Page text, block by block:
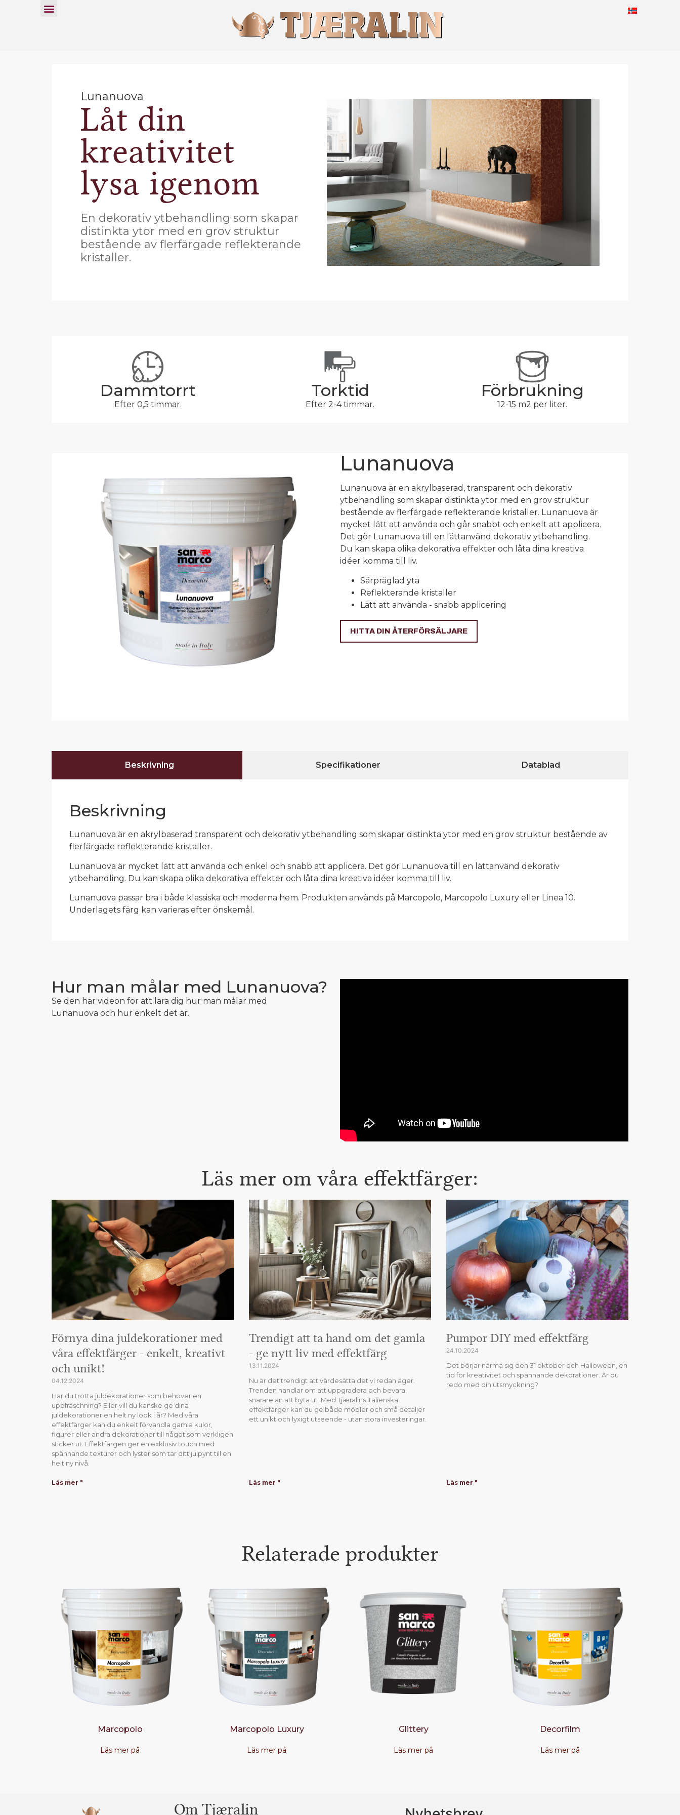
Lunanuova
Låt din
kreativitet
lysa igenom
En dekorativ ytbehandling som skapar
distinkta ytor med en grov struktur
bestående av flerfärgade reflekterande
kristaller.
Dammtorrt
Efter 0,5 timmar.
Torktid
Efter 2-4 timmar.
Förbrukning
12-15 m2 per liter.
Lunanuova är en akrylbaserad, transparent och dekorativ
ytbehandling som skapar distinkta ytor med en grov struktur
bestående av flerfärgade reflekterande kristaller. Lunanuova är
mycket lätt att använda och går snabbt och enkelt att applicera.
Det gör Lunanuova till en lättanvänd dekorativ ytbehandling.
Du kan skapa olika dekorativa effekter och låta dina kreativa
idéer komma till liv.
Särpräglad yta
Reflekterande kristaller
Lätt att använda - snabb applicering
Lunanuova
HITTA DIN ÅTERFÖRSÄLJARE
Beskrivning Specifikationer Datablad
Beskrivning
Lunanuova är en akrylbaserad transparent och dekorativ ytbehandling som skapar distinkta ytor med en grov struktur bestående av
flerfärgade reflekterande kristaller.
Lunanuova är mycket lätt att använda och enkel och snabb att applicera. Det gör Lunanuova till en lättanvänd dekorativ
ytbehandling. Du kan skapa olika dekorativa effekter och låta dina kreativa idéer komma till liv.
Lunanuova passar bra i både klassiska och moderna hem. Produkten används på Marcopolo, Marcopolo Luxury eller Linea 10.
Underlagets färg kan varieras efter önskemål.
Hur man målar med Lunanuova?
Se den här videon för att lära dig hur man målar med
Lunanuova och hur enkelt det är.
Läs mer om våra effektfärger:
Förnya dina juldekorationer med
våra effektfärger - enkelt, kreativt
och unikt!
04.12.2024
Har du trötta juldekorationer som behöver en
uppfräschning? Eller vill du kanske ge dina
juldekorationer en helt ny look i år? Med våra
effektfärger kan du enkelt förvandla gamla kulor,
figurer eller andra dekorationer till något som verkligen
sticker ut. Effektfärgen ger en exklusiv touch med
spännande texturer och lyster som tar ditt julpynt till en
helt ny nivå.
Läs mer "
Trendigt att ta hand om det gamla
- ge nytt liv med effektfärg
13.11.2024
Nu är det trendigt att värdesätta det vi redan äger.
Trenden handlar om att uppgradera och bevara,
snarare än att byta ut. Med Tjæralins italienska
effektfärger kan du ge både möbler och små detaljer
ett unikt och lyxigt utseende - utan stora investeringar.
Läs mer "
Pumpor DIY med effektfärg
24.10.2024
Det börjar närma sig den 31 oktober och Halloween, en
tid för kreativitet och spännande dekorationer. Är du
redo med din utsmyckning?
Läs mer "
Relaterade produkter
Marcopolo
Läs mer på
Marcopolo Luxury
Läs mer på
Glittery
Läs mer på
Decorfilm
Läs mer på
Om Tjæralin